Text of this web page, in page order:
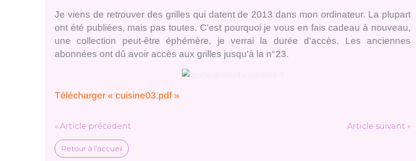
Je viens de retrouver des grilles qui datent de 2013 dans mon ordinateur. La plupart
ont été publiées, mais pas toutes. C'est pourquoi je vous en fais cadeau à nouveau,
une collection peut-être éphémère, je verrai la durée d'accès. Les anciennes
abonnées ont dû avoir accès aux grilles jusqu'à la n°23.
Télécharger « cuisine03.pdf »
« Article précédent Article suivant »
Retour à l'accueil